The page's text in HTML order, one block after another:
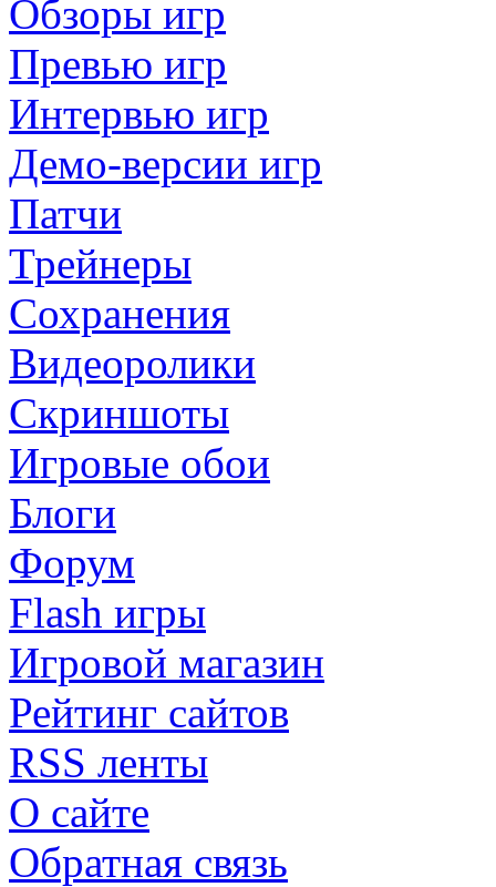
Обзоры игр
Превью игр
Интервью игр
Демо-версии игр
Патчи
Трейнеры
Сохранения
Видеоролики
Скриншоты
Игровые обои
Блоги
Форум
Flash игры
Игровой магазин
Рейтинг сайтов
RSS ленты
О сайте
Обратная связь